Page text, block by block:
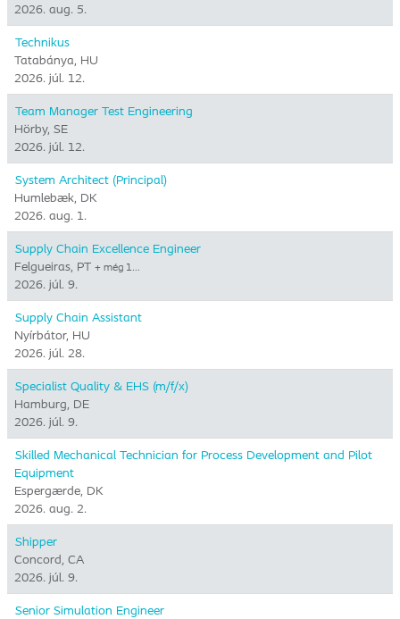
2026. aug. 5.
Technikus
Tatabánya, HU
2026. júl. 12.
Team Manager Test Engineering
Hörby, SE
2026. júl. 12.
System Architect (Principal)
Humlebæk, DK
2026. aug. 1.
Supply Chain Excellence Engineer
Felgueiras, PT + még 1…
2026. júl. 9.
Supply Chain Assistant
Nyírbátor, HU
2026. júl. 28.
Specialist Quality & EHS (m/f/x)
Hamburg, DE
2026. júl. 9.
Skilled Mechanical Technician for Process Development and Pilot
Equipment
Espergærde, DK
2026. aug. 2.
Shipper
Concord, CA
2026. júl. 9.
Senior Simulation Engineer